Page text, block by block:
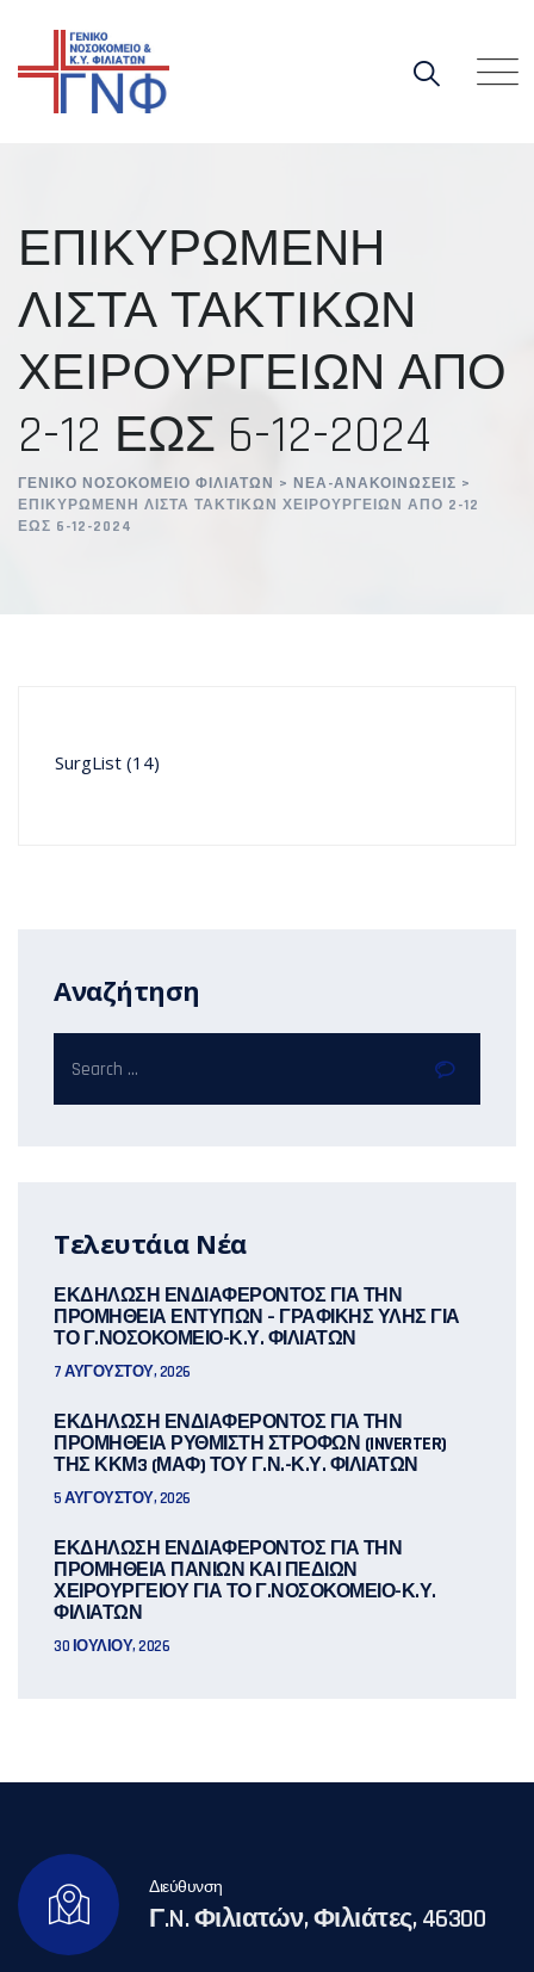
content
ΕΠΙΚΥΡΩΜΕΝΗ
ΛΙΣΤΑ ΤΑΚΤΙΚΩΝ
ΧΕΙΡΟΥΡΓΕΙΩΝ ΑΠΟ
2-12 ΕΩΣ 6-12-2024
ΓΕΝΙΚΌ ΝΟΣΟΚΟΜΕΊΟ ΦΙΛΙΑΤΏΝ > ΝΈΑ-ΑΝΑΚΟΙΝΏΣΕΙΣ >
ΕΠΙΚΥΡΩΜΕΝΗ ΛΙΣΤΑ ΤΑΚΤΙΚΩΝ ΧΕΙΡΟΥΡΓΕΙΩΝ ΑΠΟ 2-12
ΕΩΣ 6-12-2024
SurgList (14)
Αναζήτηση
Τελευτάια Νέα
ΕΚΔΗΛΩΣΗ ΕΝΔΙΑΦΕΡΟΝΤΟΣ ΓΙΑ ΤΗΝ
ΠΡΟΜΗΘΕΙΑ ΕΝΤΥΠΩΝ – ΓΡΑΦΙΚΗΣ ΥΛΗΣ ΓΙΑ
ΤΟ Γ.ΝΟΣΟΚΟΜΕΙΟ-Κ.Υ. ΦΙΛΙΑΤΩΝ
7 ΑΥΓΟΎΣΤΟΥ, 2026
ΕΚΔΗΛΩΣΗ ΕΝΔΙΑΦΕΡΟΝΤΟΣ ΓΙΑ ΤΗΝ
ΠΡΟΜΗΘΕΙΑ ΡΥΘΜΙΣΤΗ ΣΤΡΟΦΩΝ (INVERTER)
ΤΗΣ ΚΚΜ3 (ΜΑΦ) ΤΟΥ Γ.Ν.-Κ.Υ. ΦΙΛΙΑΤΩΝ
5 ΑΥΓΟΎΣΤΟΥ, 2026
ΕΚΔΗΛΩΣΗ ΕΝΔΙΑΦΕΡΟΝΤΟΣ ΓΙΑ ΤΗΝ
ΠΡΟΜΗΘΕΙΑ ΠΑΝΙΩΝ ΚΑΙ ΠΕΔΙΩΝ
ΧΕΙΡΟΥΡΓΕΙΟΥ ΓΙΑ ΤΟ Γ.ΝΟΣΟΚΟΜΕΙΟ-Κ.Υ.
ΦΙΛΙΑΤΩΝ
30 ΙΟΥΛΊΟΥ, 2026
Διεύθυνση
Γ.N. Φιλιατών, Φιλιάτες, 46300